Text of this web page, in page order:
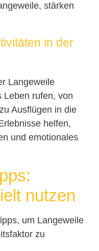
stärken
in der
Langeweile
Leben rufen, von
Ausflügen in die
helfen,
und emotionales
nutzen
um Langeweile
zu